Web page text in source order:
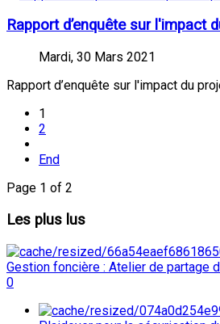
Rapport d’enquête sur l'impact
Mardi, 30 Mars 2021
Rapport d’enquête sur l'impact du
1
2
End
Page 1 of 2
Les plus lus
Gestion foncière : Atelier de partage
0